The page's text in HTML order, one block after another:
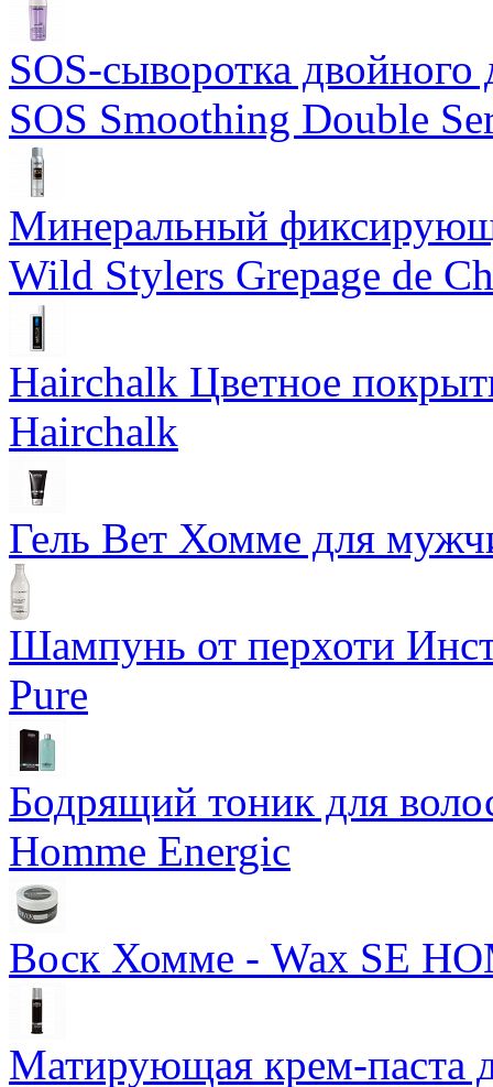
SOS-сыворотка
SOS Smoothing Double
Минеральный
Wild Stylers Grepage de
Hairchalk Цветное
Нairchalk
Гель Вет Хомме для
Шампунь от перхоти
Pure
Бодрящий тоник для
Homme Energic
Воск Хомме - Wax SE
Матирующая крем-паста